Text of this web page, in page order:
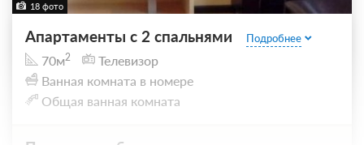
18 фото
Апартаменты с 2 спальнями Подробнее
70м2
Телевизор
Ванная комната в номере
Общая ванная комната